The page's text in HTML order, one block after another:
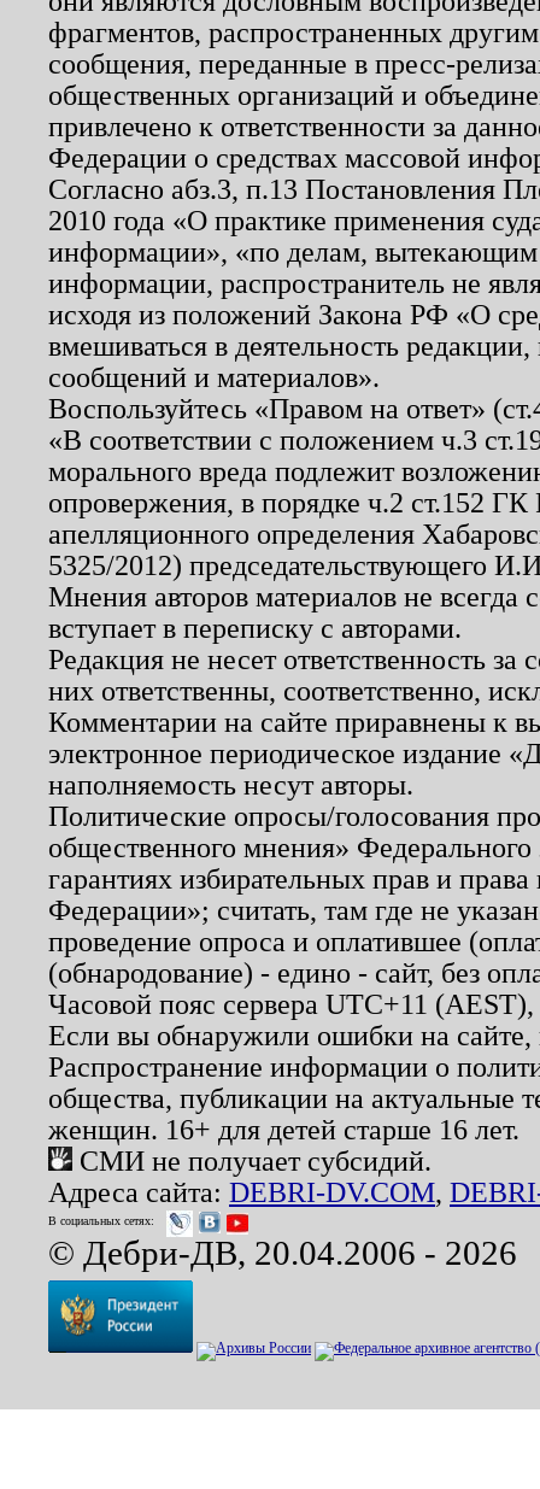
фрагментов, распространенных
сообщения, переданные в пресс-
общественных организаций и
привлечено к ответственности за
Федерации о средствах массовой
Согласно абз.3, п.13 Постановления
2010 года «О практике применения
информации», «по делам, вытекающим
информации, распространитель не
исходя из положений Закона РФ «О
вмешиваться в деятельность
сообщений и материалов».
Воспользуйтесь «Правом на ответ»
«В соответствии с положением ч.3
морального вреда подлежит
опровержения, в порядке ч.2 ст.152
апелляционного определения
5325/2012) председательствующего
Мнения авторов материалов не
вступает в переписку с авторами.
Редакция не несет ответственность
них ответственны, соответственно,
Комментарии на сайте приравнены к
электронное периодическое издание
наполняемость несут авторы.
Политические опросы/голосования
общественного мнения»
гарантиях избирательных прав и
Федерации»; считать, там где не
проведение опроса и оплатившее
(обнародование) - едино - сайт, без
Часовой пояс сервера UTC+11
Если вы обнаружили ошибки на
Распространение информации о
общества, публикации на актуальные
женщин. 16+ для детей старше 16 лет.
СМИ не получает субсидий.
Адреса сайта: DEBRI-DV.COM,
В социальных сетях:
© Дебри-ДВ, 20.04.2006 - 2026